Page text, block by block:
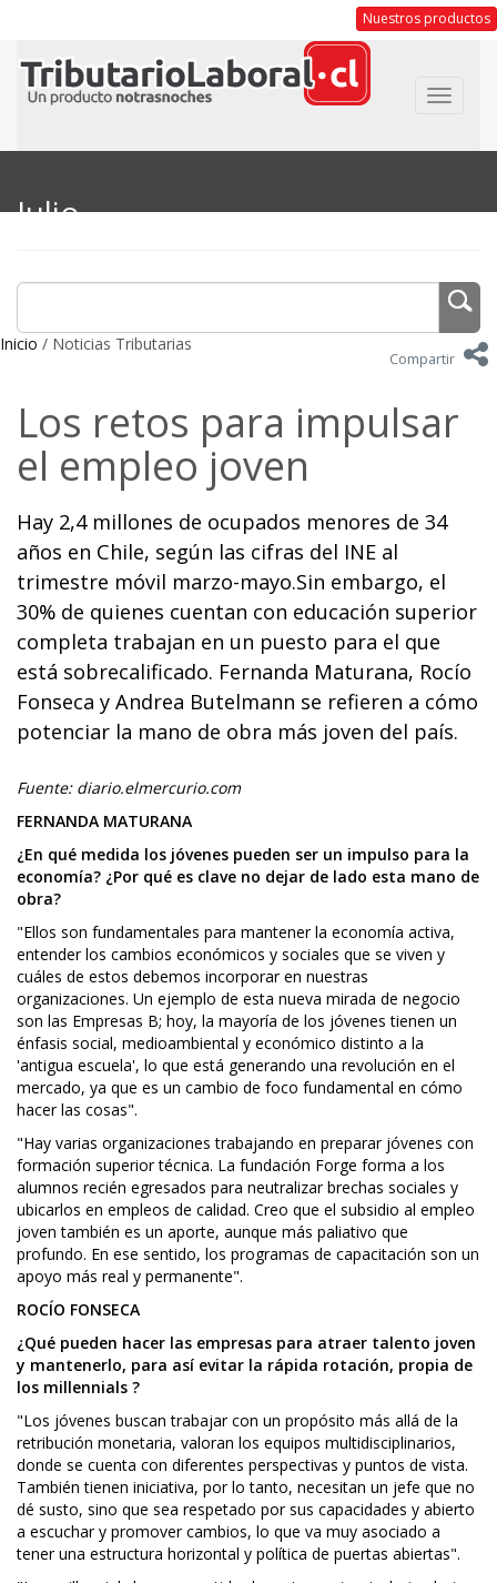
Nuestros productos
Toggle
Julio
Inicio / Noticias Tributarias
Compartir
Los retos para impulsar
el empleo joven
Hay 2,4 millones de ocupados menores de 34
años en Chile, según las cifras del INE al
trimestre móvil marzo-mayo.Sin embargo, el
30% de quienes cuentan con educación superior
completa trabajan en un puesto para el que
está sobrecalificado. Fernanda Maturana, Rocío
Fonseca y Andrea Butelmann se refieren a cómo
potenciar la mano de obra más joven del país.
Fuente: diario.elmercurio.com
FERNANDA MATURANA
¿En qué medida los jóvenes pueden ser un impulso para la
economía? ¿Por qué es clave no dejar de lado esta mano de
obra?
"Ellos son fundamentales para mantener la economía activa,
entender los cambios económicos y sociales que se viven y
cuáles de estos debemos incorporar en nuestras
organizaciones. Un ejemplo de esta nueva mirada de negocio
son las Empresas B; hoy, la mayoría de los jóvenes tienen un
énfasis social, medioambiental y económico distinto a la
'antigua escuela', lo que está generando una revolución en el
mercado, ya que es un cambio de foco fundamental en cómo
hacer las cosas".
"Hay varias organizaciones trabajando en preparar jóvenes con
formación superior técnica. La fundación Forge forma a los
alumnos recién egresados para neutralizar brechas sociales y
ubicarlos en empleos de calidad. Creo que el subsidio al empleo
joven también es un aporte, aunque más paliativo que
profundo. En ese sentido, los programas de capacitación son un
apoyo más real y permanente".
ROCÍO FONSECA
¿Qué pueden hacer las empresas para atraer talento joven
y mantenerlo, para así evitar la rápida rotación, propia de
los millennials ?
"Los jóvenes buscan trabajar con un propósito más allá de la
retribución monetaria, valoran los equipos multidisciplinarios,
donde se cuenta con diferentes perspectivas y puntos de vista.
También tienen iniciativa, por lo tanto, necesitan un jefe que no
dé susto, sino que sea respetado por sus capacidades y abierto
a escuchar y promover cambios, lo que va muy asociado a
tener una estructura horizontal y política de puertas abiertas".